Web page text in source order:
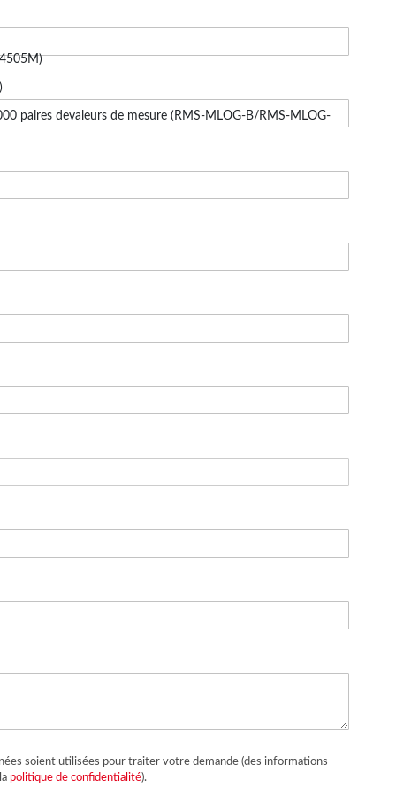
paires devaleurs de mesure (RMS-MLOG-B/RMS-MLOG-
soient utilisées pour traiter votre demande (des informations
politique de confidentialité).